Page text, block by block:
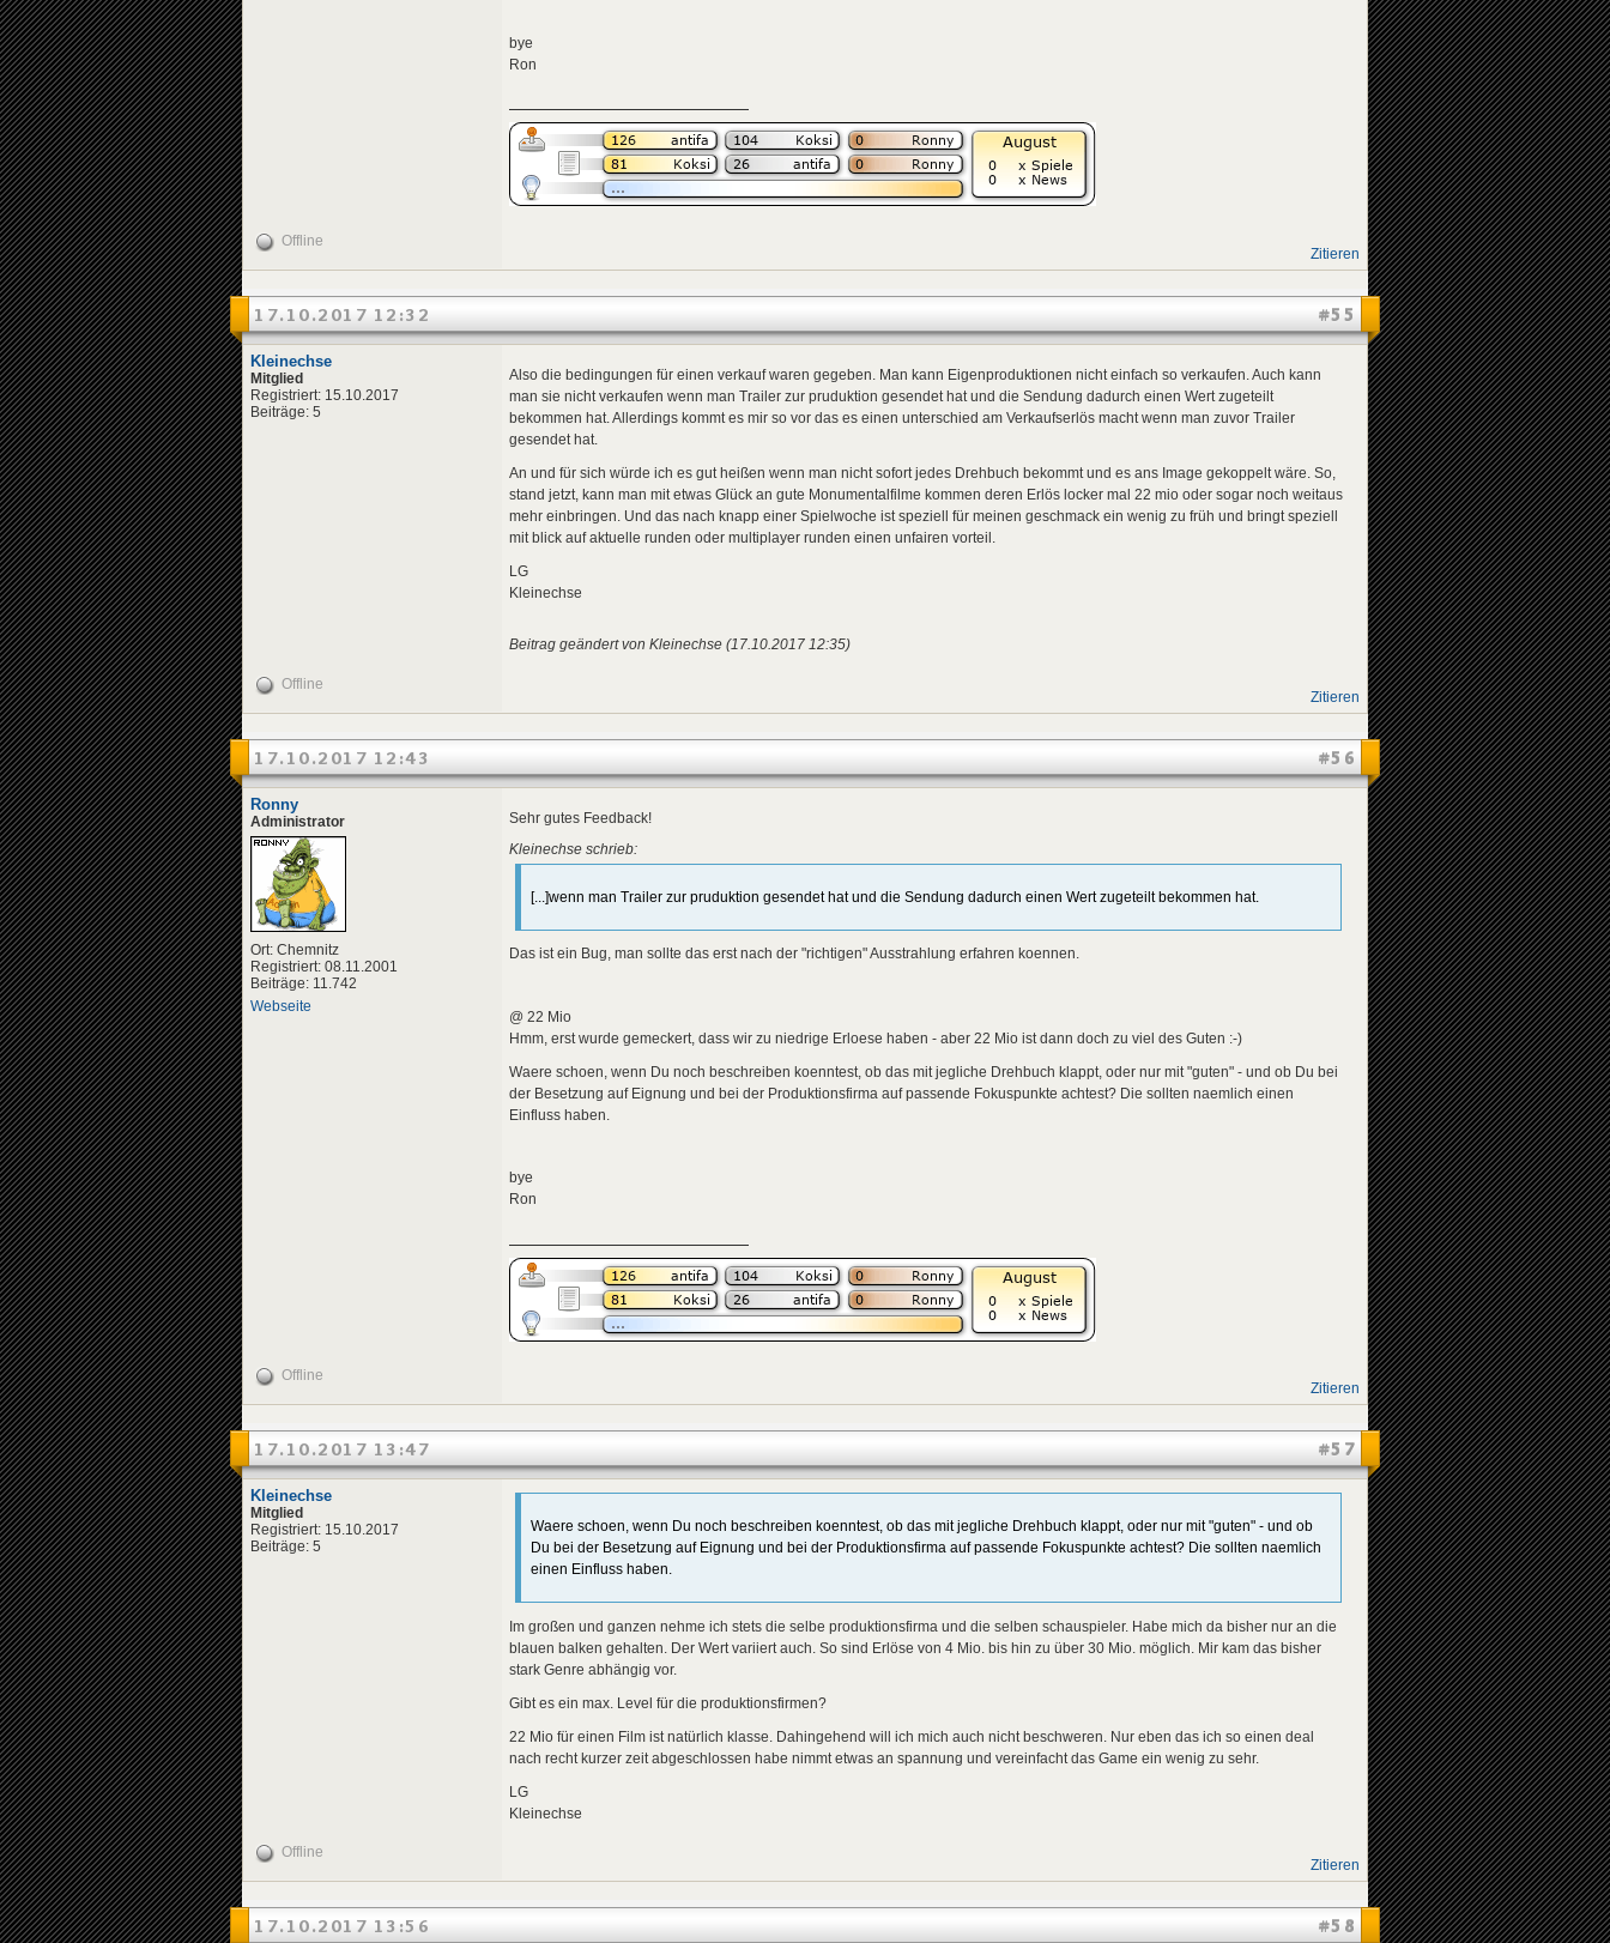
bye
Ron
Offline
Zitieren
#55
17.10.2017 12:32
Kleinechse
Mitglied
Registriert: 15.10.2017
Beiträge: 5
Also die bedingungen für einen verkauf waren gegeben. Man kann Eigenproduktionen nicht einfach so verkaufen. Auch kann
man sie nicht verkaufen wenn man Trailer zur pruduktion gesendet hat und die Sendung dadurch einen Wert zugeteilt
bekommen hat. Allerdings kommt es mir so vor das es einen unterschied am Verkaufserlös macht wenn man zuvor Trailer
gesendet hat.
An und für sich würde ich es gut heißen wenn man nicht sofort jedes Drehbuch bekommt und es ans Image gekoppelt wäre. So,
stand jetzt, kann man mit etwas Glück an gute Monumentalfilme kommen deren Erlös locker mal 22 mio oder sogar noch weitaus
mehr einbringen. Und das nach knapp einer Spielwoche ist speziell für meinen geschmack ein wenig zu früh und bringt speziell
mit blick auf aktuelle runden oder multiplayer runden einen unfairen vorteil.
LG
Kleinechse
Beitrag geändert von Kleinechse (17.10.2017 12:35)
Offline
Zitieren
#56
17.10.2017 12:43
Ronny
Administrator
Ort: Chemnitz
Registriert: 08.11.2001
Beiträge: 11.742
Webseite
Sehr gutes Feedback!
Kleinechse schrieb:
[...]wenn man Trailer zur pruduktion gesendet hat und die Sendung dadurch einen Wert zugeteilt bekommen hat.
Das ist ein Bug, man sollte das erst nach der "richtigen" Ausstrahlung erfahren koennen.
@ 22 Mio
Hmm, erst wurde gemeckert, dass wir zu niedrige Erloese haben - aber 22 Mio ist dann doch zu viel des Guten :-)
Waere schoen, wenn Du noch beschreiben koenntest, ob das mit jegliche Drehbuch klappt, oder nur mit "guten" - und ob Du bei
der Besetzung auf Eignung und bei der Produktionsfirma auf passende Fokuspunkte achtest? Die sollten naemlich einen
Einfluss haben.
bye
Ron
Offline
Zitieren
#57
17.10.2017 13:47
Kleinechse
Mitglied
Registriert: 15.10.2017
Beiträge: 5
Waere schoen, wenn Du noch beschreiben koenntest, ob das mit jegliche Drehbuch klappt, oder nur mit "guten" - und ob
Du bei der Besetzung auf Eignung und bei der Produktionsfirma auf passende Fokuspunkte achtest? Die sollten naemlich
einen Einfluss haben.
Im großen und ganzen nehme ich stets die selbe produktionsfirma und die selben schauspieler. Habe mich da bisher nur an die
blauen balken gehalten. Der Wert variiert auch. So sind Erlöse von 4 Mio. bis hin zu über 30 Mio. möglich. Mir kam das bisher
stark Genre abhängig vor.
Gibt es ein max. Level für die produktionsfirmen?
22 Mio für einen Film ist natürlich klasse. Dahingehend will ich mich auch nicht beschweren. Nur eben das ich so einen deal
nach recht kurzer zeit abgeschlossen habe nimmt etwas an spannung und vereinfacht das Game ein wenig zu sehr.
LG
Kleinechse
Offline
Zitieren
#58
17.10.2017 13:56